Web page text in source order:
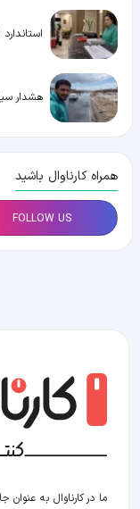
هشدار
همراه کارناوال باشید
FOLLOW US
ما در کارناوال به